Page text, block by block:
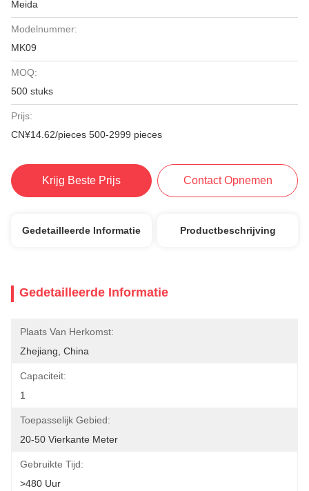
Meida
Modelnummer:
MK09
MOQ:
500 stuks
Prijs:
CN¥14.62/pieces 500-2999 pieces
Krijg Beste Prijs Contact Opnemen
Gedetailleerde Informatie Productbeschrijving
Gedetailleerde Informatie
Plaats Van Herkomst:
Zhejiang, China
Capaciteit:
1
Toepasselijk Gebied:
20-50 Vierkante Meter
Gebruikte Tijd:
>480 Uur